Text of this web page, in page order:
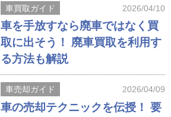
車買取ガイド 2026/04/10
車を手放すなら廃車ではなく買
取に出そう！ 廃車買取を利用す
る方法も解説
車売却ガイド 2026/04/09
車の売却テクニックを伝授！ 要